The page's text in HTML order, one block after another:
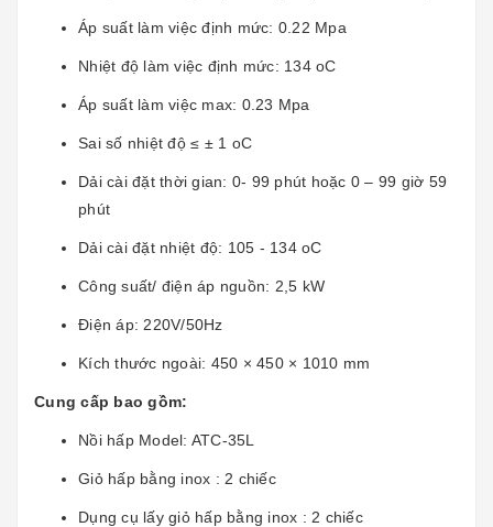
Áp suất làm việc định mức: 0.22 Mpa
Nhiệt độ làm việc định mức: 134 oC
Áp suất làm việc max: 0.23 Mpa
Sai số nhiệt độ ≤ ± 1 oC
Dải cài đặt thời gian: 0- 99 phút hoặc 0 – 99 giờ 59
phút
Dải cài đặt nhiệt độ: 105 - 134 oC
Công suất/ điện áp nguồn: 2,5 kW
Điện áp: 220V/50Hz
Kích thước ngoài: 450 × 450 × 1010 mm
Cung cấp bao gồm:
Nồi hấp Model: ATC-35L
Giỏ hấp bằng inox : 2 chiếc
Dụng cụ lấy giỏ hấp bằng inox : 2 chiếc